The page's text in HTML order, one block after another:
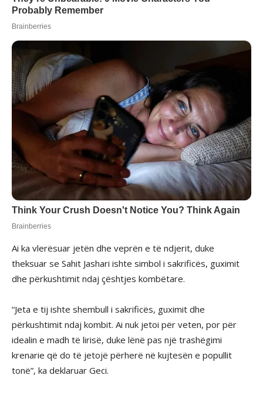
Ai ka vlerësuar jetën dhe veprën e të ndjerit, duke
theksuar se Sahit Jashari ishte simbol i sakrificës, guximit
dhe përkushtimit ndaj çështjes kombëtare.
“Jeta e tij ishte shembull i sakrificës, guximit dhe
përkushtimit ndaj kombit. Ai nuk jetoi për veten, por për
idealin e madh të lirisë, duke lënë pas një trashëgimi
krenarie që do të jetojë përherë në kujtesën e popullit
tonë”, ka deklaruar Geci.